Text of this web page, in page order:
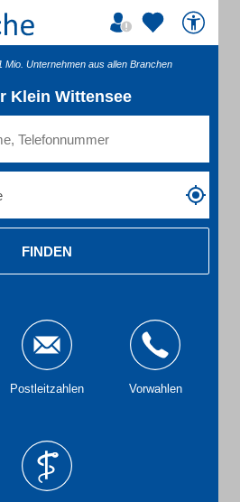
Mio. Unternehmen aus allen Branchen
Klein Wittensee
FINDEN
Postleitzahlen Vorwahlen